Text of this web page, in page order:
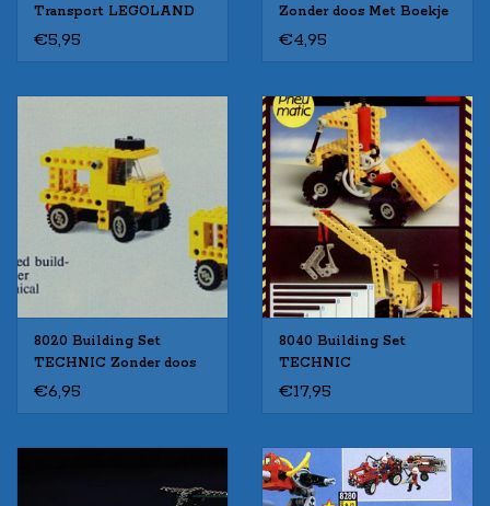
Transport LEGOLAND
Zonder doos Met Boekje
€5,95
Zonder doos Met Boekje
Gebruikt
€4,95
8020 Building Set
TECHNIC Zonder doos
Met Boekje Gebruikt
€6,95
8040 Building Set
TECHNIC
€17,95